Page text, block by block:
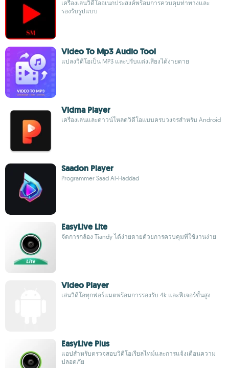
เครื่องเล่นวิดีโออเนกประสงค์พร้อมการควบคุมท่าทางและ
รองรับรูปแบบ
Video To Mp3 Audio Tool
แปลงวิดีโอเป็น MP3 และปรับแต่งเสียงได้ง่ายดาย
Vidma Player
เครื่องเล่นและดาวน์โหลดวิดีโอแบบครบวงจรสำหรับ Android
Saadon Player
Programmer Saad Al-Haddad
EasyLive Lite
จัดการกล้อง Tiandy ได้ง่ายดายด้วยการควบคุมที่ใช้งานง่าย
Video Player
เล่นวิดีโอทุกฟอร์แมตพร้อมการรองรับ 4k และฟีเจอร์ขั้นสูง
EasyLive Plus
แอปสำหรับตรวจสอบวิดีโอเรียลไทม์และการแจ้งเตือนความ
ปลอดภัย